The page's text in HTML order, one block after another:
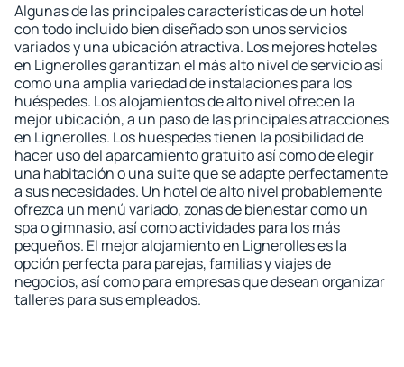
Algunas de las principales características de un hotel
con todo incluido bien diseñado son unos servicios
variados y una ubicación atractiva. Los mejores hoteles
en Lignerolles garantizan el más alto nivel de servicio así
como una amplia variedad de instalaciones para los
huéspedes. Los alojamientos de alto nivel ofrecen la
mejor ubicación, a un paso de las principales atracciones
en Lignerolles. Los huéspedes tienen la posibilidad de
hacer uso del aparcamiento gratuito así como de elegir
una habitación o una suite que se adapte perfectamente
a sus necesidades. Un hotel de alto nivel probablemente
ofrezca un menú variado, zonas de bienestar como un
spa o gimnasio, así como actividades para los más
pequeños. El mejor alojamiento en Lignerolles es la
opción perfecta para parejas, familias y viajes de
negocios, así como para empresas que desean organizar
talleres para sus empleados.